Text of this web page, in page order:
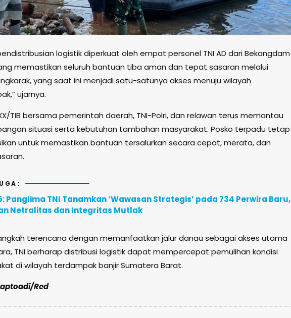
logistik diperkuat oleh empat personel TNI AD dari Bekangdam
memastikan seluruh bantuan tiba aman dan tepat sasaran melalui
yang saat ini menjadi satu-satunya akses menuju wilayah
ujarnya.
TIB bersama pemerintah daerah, TNI-Polri, dan relawan terus memantau
situasi serta kebutuhan tambahan masyarakat. Posko terpadu tetap
untuk memastikan bantuan tersalurkan secara cepat, merata, dan
Panglima TNI Tanamkan ‘Wawasan Strategis’ pada 734 Perwira Baru,
Netralitas dan Integritas Mutlak
terencana dengan memanfaatkan jalur danau sebagai akses utama
TNI berharap distribusi logistik dapat mempercepat pemulihan kondisi
di wilayah terdampak banjir Sumatera Barat.
Red